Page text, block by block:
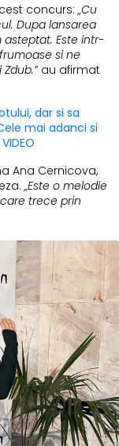
concurs: „Cu
Dupa lansarea
Este intr-
si ne
au afirmat
dar si sa
mai adanci si
Ana Cernicova,
„Este o melodie
trece prin